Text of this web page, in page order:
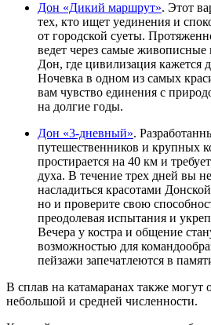
Дон «Дикий маршрут». Этот
тех, кто ищет уединения и
от городской суеты.
ведет через самые живописные
Дон, где цивилизация кажется
Ночевка в одном из самых
вам чувство единения с
на долгие годы.
Дон «3-дневный».
путешественников и крупных
простирается на 40 км и
духа. В течение трех дней вы
насладиться красотами
но и проверите свою
преодолевая испытания и
Вечера у костра и общение
возможностью для
пейзажи запечатлеются в
В сплав на катамаранах также могут
небольшой и средней численности.